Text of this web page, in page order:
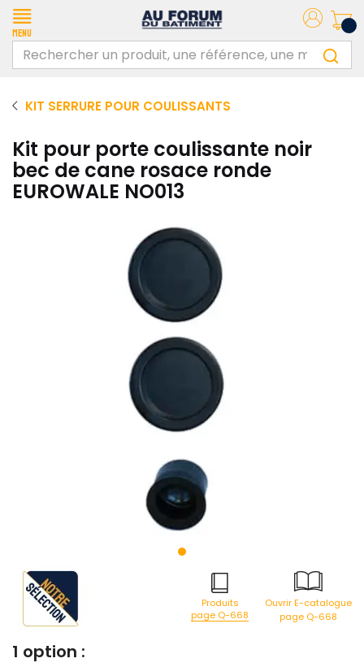
Menu
KIT SERRURE POUR COULISSANTS
Kit pour porte coulissante noir
bec de cane rosace ronde
EUROWALE NO013
Produits
page Q-668
Ouvrir E-catalogue
page Q-668
1 option :